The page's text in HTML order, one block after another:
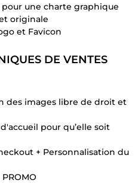
une charte graphique
originale
et Favicon
DE VENTES
des images libre de droit et
pour qu’elle soit
+ Personnalisation du